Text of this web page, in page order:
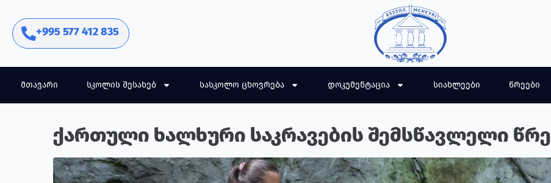
+995 577 412 835
მთავარი სკოლის შესახებ სასკოლო ცხოვრება დოკუმენტაცია სიახლეები წრეები
ქართული ხალხური საკრავების შემსწავლელი წრე